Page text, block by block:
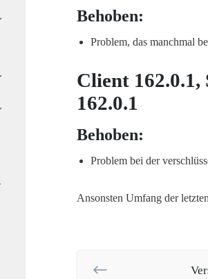
Behoben:
Problem, das manchmal
Client 162.0.1,
162.0.1
Behoben:
Problem bei der
Ansonsten Umfang der letzten